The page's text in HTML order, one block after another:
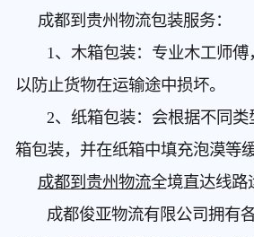
成都到贵州物流包装服务：
1、木箱包装：专业木工师傅
以防止货物在运输途中损坏。
2、纸箱包装：会根据不同类
箱包装，并在纸箱中填充泡漠等
成都到贵州物流全境直达线路
成都俊亚物流有限公司拥有各